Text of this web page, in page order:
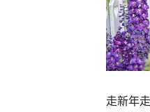
走新年